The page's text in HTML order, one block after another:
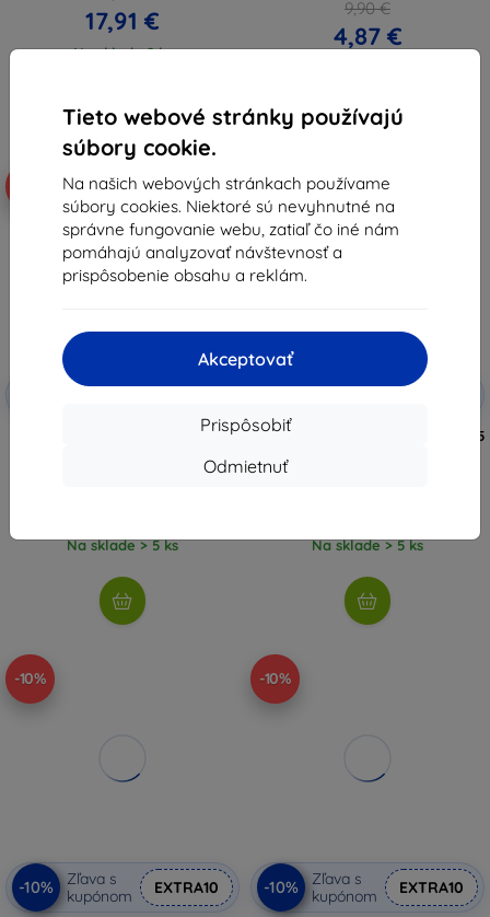
Tieto webové stránky používajú
súbory cookie.
Na našich webových stránkach používame
súbory cookies. Niektoré sú nevyhnutné na
správne fungovanie webu, zatiaľ čo iné nám
pomáhajú analyzovať návštevnosť a
prispôsobenie obsahu a reklám.
Akceptovať
Prispôsobiť
Odmietnuť
17,91 €
Na sklade 2 ks
9,90 €
4,87 €
Zľava s
3MK Lens Protect Samsung Z
šošovky fotoaparátu 4 ks
Na sklade > 5 ks
-10%
Zľava s
3MK Folia ARC+ Samsung Z Fold 5
Na sklade > 5 ks
-10%
-10%
Zľava s
kupónom
EXTRA10
-10%
-10%
Zľava s
kupónom
EXTRA10